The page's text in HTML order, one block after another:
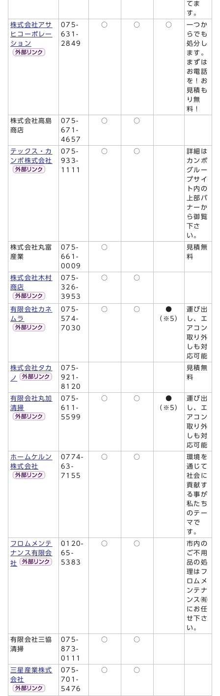
てま
す。
株式会社アサ
ヒコーポレー
ション
075-
631-
2849
○ ○ ○
一つか
らでも
処分し
ます。
まずは
お電話
を！お
見積も
り無
料！
株式会社高島
商店
075-
671-
4657
○ ○
テックス・カ
ンポ株式会社
075-
933-
1111
○ ○
詳細は
カンポ
グルー
プサイ
ト内の
上部バ
ナーか
ら御覧
下さ
い。
株式会社丸富
産業
075-
661-
0009
○
見積無
料
株式会社木村
商店
075-
326-
3953
○ ○
有限会社カネ
ムラ
075-
574-
7030
○ ○
●
（※5）
運び出
し、エ
アコン
取り外
しも対
応可能
株式会社タカ
ノ
075-
921-
8120
見積無
料
有限会社丸加
清掃
075-
611-
5599
○ ○
●
（※5）
運び出
し、エ
アコン
取り外
しも対
応可能
ホームケルン
株式会社
0774-
63-
7155
○ ○
環境を
通じて
社会に
貢献す
る事が
私たち
のテー
マで
す。
フロムメンテ
ナンス有限会
社
0120-
65-
5383
○ ○
市内の
ご不用
品の処
理はフ
ロムメ
ンテナ
ンス㈲
にお任
せ下さ
い。
有限会社三協
清掃
075-
873-
0111
○ ○
三星産業株式
会社
075-
701-
5476
○ ○